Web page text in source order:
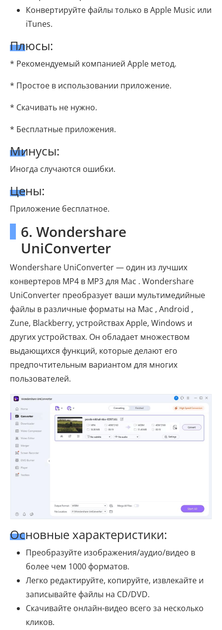
Конвертируйте файлы только в Apple Music или
iTunes.
Плюсы:
* Рекомендуемый компанией Apple метод.
* Простое в использовании приложение.
* Скачивать не нужно.
* Бесплатные приложения.
Минусы:
Иногда случаются ошибки.
Цены:
Приложение бесплатное.
6. Wondershare
UniConverter
Wondershare UniConverter — один из лучших
конвертеров MP4 в MP3 для Mac . Wondershare
UniConverter преобразует ваши мультимедийные
файлы в различные форматы на Mac , Android ,
Zune, Blackberry, устройствах Apple, Windows и
других устройствах. Он обладает множеством
выдающихся функций, которые делают его
предпочтительным вариантом для многих
пользователей.
Основные характеристики:
Преобразуйте изображения/аудио/видео в
более чем 1000 форматов.
Легко редактируйте, копируйте, извлекайте и
записывайте файлы на CD/DVD.
Скачивайте онлайн-видео всего за несколько
кликов.